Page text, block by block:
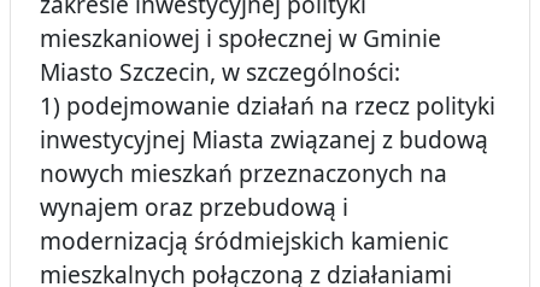
mieszkaniowej i społecznej w Gminie
Miasto Szczecin, w szczególności:
1) podejmowanie działań na rzecz polityki
inwestycyjnej Miasta związanej z budową
nowych mieszkań przeznaczonych na
wynajem oraz przebudową i
modernizacją śródmiejskich kamienic
mieszkalnych połączoną z działaniami